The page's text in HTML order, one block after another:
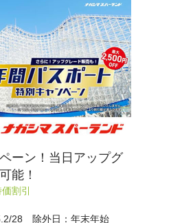
ーン！当日アップグ
能！
割引
28 除外日：年末年始